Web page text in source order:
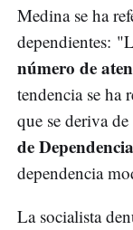
Medina se ha
dependientes:
número de
tendencia se ha
que se deriva de
de Dependencia
dependencia
La socialista